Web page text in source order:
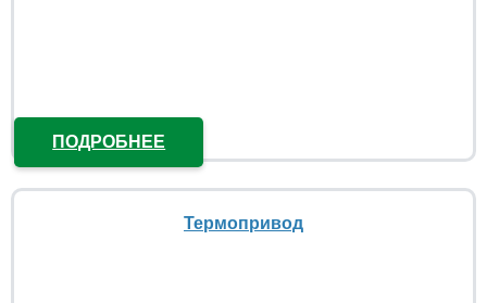
ПОДРОБНЕЕ
Термопривод